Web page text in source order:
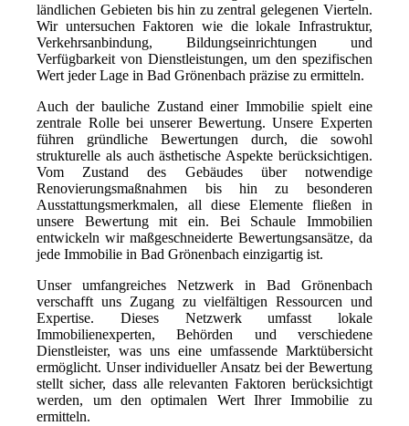
ländlichen Gebieten bis hin zu zentral gelegenen Vierteln.
Wir untersuchen Faktoren wie die lokale Infrastruktur,
Verkehrsanbindung, Bildungseinrichtungen und
Verfügbarkeit von Dienstleistungen, um den spezifischen
Wert jeder Lage in Bad Grönenbach präzise zu ermitteln.
Auch der bauliche Zustand einer Immobilie spielt eine
zentrale Rolle bei unserer Bewertung. Unsere Experten
führen gründliche Bewertungen durch, die sowohl
strukturelle als auch ästhetische Aspekte berücksichtigen.
Vom Zustand des Gebäudes über notwendige
Renovierungsmaßnahmen bis hin zu besonderen
Ausstattungsmerkmalen, all diese Elemente fließen in
unsere Bewertung mit ein. Bei Schaule Immobilien
entwickeln wir maßgeschneiderte Bewertungsansätze, da
jede Immobilie in Bad Grönenbach einzigartig ist.
Unser umfangreiches Netzwerk in Bad Grönenbach
verschafft uns Zugang zu vielfältigen Ressourcen und
Expertise. Dieses Netzwerk umfasst lokale
Immobilienexperten, Behörden und verschiedene
Dienstleister, was uns eine umfassende Marktübersicht
ermöglicht. Unser individueller Ansatz bei der Bewertung
stellt sicher, dass alle relevanten Faktoren berücksichtigt
werden, um den optimalen Wert Ihrer Immobilie zu
ermitteln.